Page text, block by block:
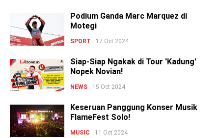
Podium Ganda Marc Marquez di
Motegi
SPORT 17 Oct 2024
Siap-Siap Ngakak di Tour 'Kadung'
Nopek Novian!
NEWS 15 Oct 2024
Keseruan Panggung Konser Musik
FlameFest Solo!
MUSIC 11 Oct 2024